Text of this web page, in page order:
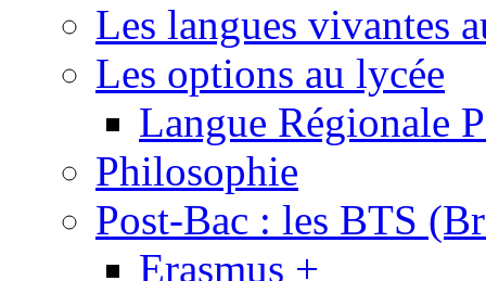
Les langues vivantes
Les options au lycée
Langue Régionale
Philosophie
Post-Bac : les BTS
Erasmus +